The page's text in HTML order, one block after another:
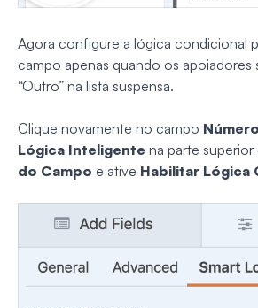
Agora configure a lógica condicional
campo apenas quando os apoiadores
“Outro” na lista suspensa.
Clique novamente no campo
Lógica Inteligente na parte superior
do Campo e ative Habilitar Lógica